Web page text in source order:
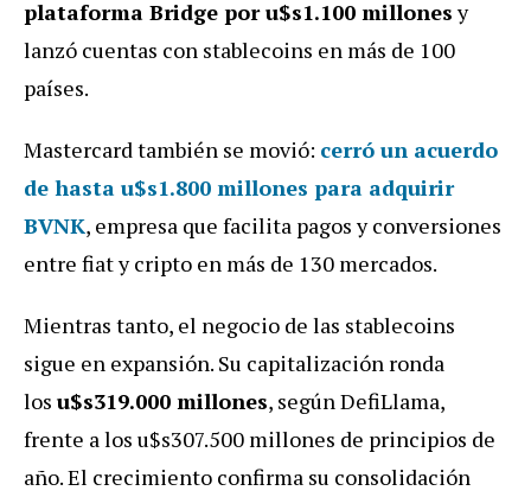
plataforma Bridge por u$s1.100 millones y
lanzó cuentas con stablecoins en más de 100
países.
Mastercard también se movió: cerró un acuerdo
de hasta u$s1.800 millones para adquirir
BVNK, empresa que facilita pagos y conversiones
entre fiat y cripto en más de 130 mercados.
Mientras tanto, el negocio de las stablecoins
sigue en expansión. Su capitalización ronda
los u$s319.000 millones, según DefiLlama,
frente a los u$s307.500 millones de principios de
año. El crecimiento confirma su consolidación